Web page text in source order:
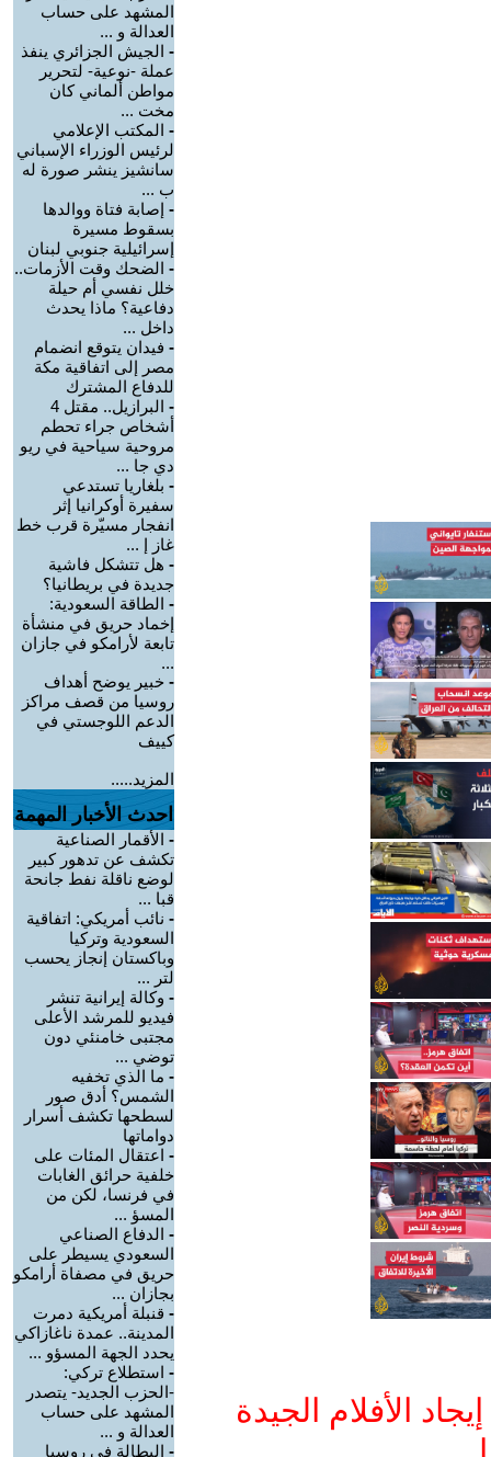
الأفلام الجيدة
المشهد على حساب
العدالة و ...
- الجيش الجزائري ينفذ
عملة -نوعية- لتحرير
مواطن ألماني كان
مخت ...
- المكتب الإعلامي
لرئيس الوزراء الإسباني
سانشيز ينشر صورة له
ب ...
- إصابة فتاة ووالدها
بسقوط مسيرة
إسرائيلية جنوبي لبنان
- الضحك وقت الأزمات..
خلل نفسي أم حيلة
دفاعية؟ ماذا يحدث
داخل ...
- فيدان يتوقع انضمام
مصر إلى اتفاقية مكة
للدفاع المشترك
-
البرازيل.. مقتل 4
أشخاص جراء تحطم
مروحية سياحية في ريو
دي جا ...
- بلغاريا تستدعي
سفيرة أوكرانيا إثر
انفجار مسيّرة قرب خط
غاز إ ...
- هل تتشكل فاشية
جديدة في بريطانيا؟
- الطاقة السعودية:
إخماد حريق في منشأة
تابعة لأرامكو في جازان
...
- خبير يوضح أهداف
روسيا من قصف مراكز
الدعم اللوجستي في
كييف
المزيد.....
احدث الأخبار المهمة
- الأقمار الصناعية
تكشف عن تدهور كبير
لوضع ناقلة نفط جانحة
قبا ...
- نائب أمريكي: اتفاقية
السعودية وتركيا
وباكستان إنجاز يحسب
لتر ...
- وكالة إيرانية تنشر
فيديو للمرشد الأعلى
مجتبى خامنئي دون
توضي ...
- ما الذي تخفيه
الشمس؟ أدق صور
لسطحها تكشف أسرار
دواماتها
- اعتقال المئات على
خلفية حرائق الغابات
في فرنسا، لكن من
المسؤ ...
- الدفاع الصناعي
السعودي يسيطر على
حريق في مصفاة أرامكو
بجازان ...
- قنبلة أمريكية دمرت
المدينة.. عمدة ناغازاكي
يحدد الجهة المسؤو ...
- استطلاع تركي:
-الحزب الجديد- يتصدر
المشهد على حساب
العدالة و ...
- البطالة في روسيا